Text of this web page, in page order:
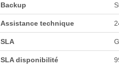
Backup
Assistance technique
SLA
SLA disponibilité